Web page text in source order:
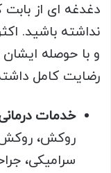
دغدغه ای از
نداشته باشید.
و با حوصله
رضایت کامل
خدمات
روکش، روکش
سرامیکی،